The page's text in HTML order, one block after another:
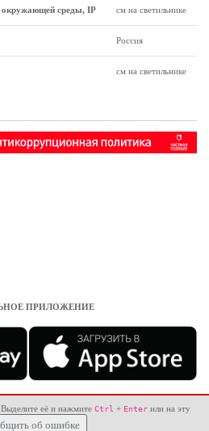
окружающей среды, IP см на светильнике
Россия
см на светильнике
ПРИЛОЖЕНИЕ
её и нажмите Ctrl + Enter или на эту
об ошибке